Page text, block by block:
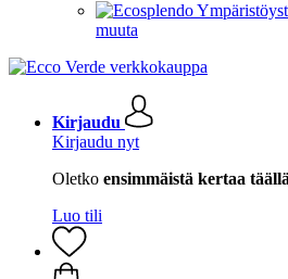
muuta
Kirjaudu
Kirjaudu nyt
Oletko ensimmäistä kertaa
Luo tili